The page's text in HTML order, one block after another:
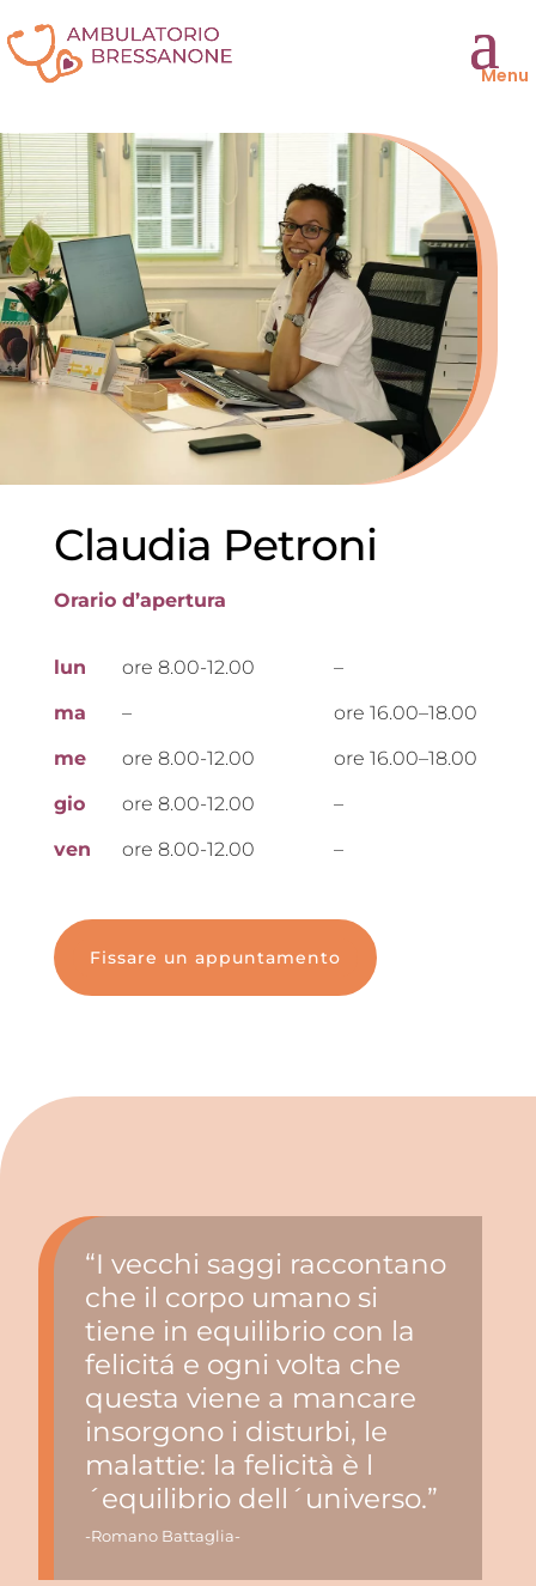
Claudia Petroni
Orario d’apertura
lun ore 8.00-12.00
–
ma
–
ore 16.00–18.00
me
ore 8.00-12.00
ore 16.00–18.00
gio
ore 8.00-12.00
–
ven
ore 8.00-12.00 –
Fissare un appuntamento
“I vecchi saggi raccontano
che il corpo umano si
tiene in equilibrio con la
felicitá e ogni volta che
questa viene a mancare
insorgono i disturbi, le
malattie: la felicità è l
´equilibrio dell´universo.”
-Romano Battaglia-